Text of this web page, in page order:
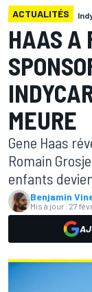
ACTUALITÉS
HAAS A
MEURE
Gene Haas
Romain
enfants
Benjamin
Mis à jour: 27